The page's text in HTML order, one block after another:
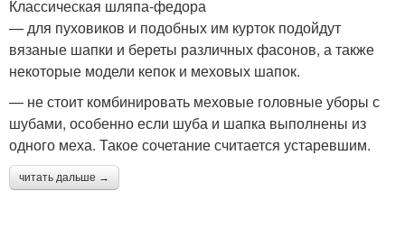
Классическая шляпа-федора
— для пуховиков и подобных им курток подойдут
вязаные шапки и береты различных фасонов, а также
некоторые модели кепок и меховых шапок.
— не стоит комбинировать меховые головные уборы с
шубами, особенно если шуба и шапка выполнены из
одного меха. Такое сочетание считается устаревшим.
читать дальше →